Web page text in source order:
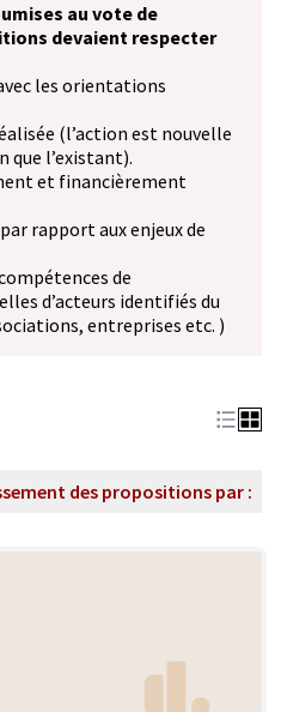
au vote de
devaient respecter
les orientations
(l’action est nouvelle
que l’existant).
et financièrement
rapport aux enjeux de
de
d’acteurs identifiés du
entreprises etc. )
des propositions par :